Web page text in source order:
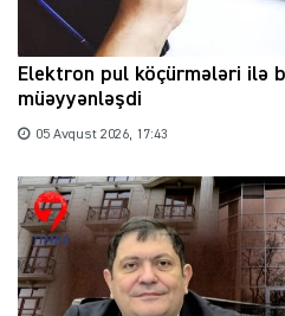
Elektron pul köçürmələri ilə
müəyyənləşdi
05 Avqust 2026, 17:43